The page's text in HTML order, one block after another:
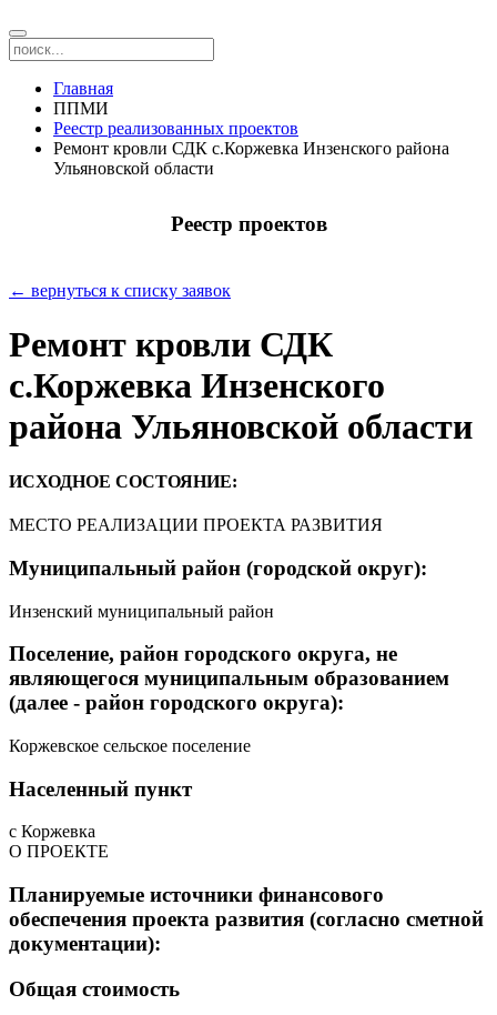
Главная
ППМИ
Реестр реализованных проектов
Ремонт кровли СДК с.Коржевка Инзенского района
Ульяновской области
Реестр проектов
← вернуться к списку заявок
Ремонт кровли СДК
с.Коржевка Инзенского
района Ульяновской области
ИСХОДНОЕ СОСТОЯНИЕ:
МЕСТО РЕАЛИЗАЦИИ ПРОЕКТА РАЗВИТИЯ
Муниципальный район (городской округ):
Инзенский муниципальный район
Поселение, район городского округа, не
являющегося муниципальным образованием
(далее - район городского округа):
Коржевское сельское поселение
Населенный пункт
с Коржевка
О ПРОЕКТЕ
Планируемые источники финансового
обеспечения проекта развития (согласно сметной
документации):
Общая стоимость